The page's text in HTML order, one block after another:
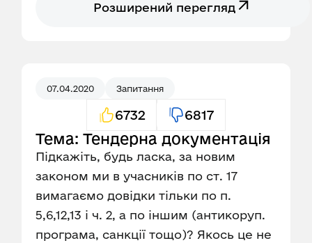
Розширений перегляд
07.04.2020 Запитання
6732 6817
Тема: Тендерна документація
Підкажіть, будь ласка, за новим
законом ми в учасників по ст. 17
вимагаємо довідки тільки по п.
5,6,12,13 і ч. 2, а по іншим (антикоруп.
програма, санкції тощо)? Якось це не